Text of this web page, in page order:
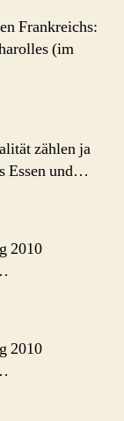
Frankreichs:
(im
zählen ja
Essen und…
2010
2010